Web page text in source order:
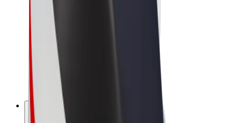
Bolt Market
Bolt Food
Bolt Drive
Bolt cégeknek
E-kerékpárok
Bolt Plus
Keress a Bolttal